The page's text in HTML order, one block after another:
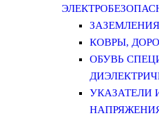
КОВРЫ,
ОБУВЬ
УКАЗАТЕЛИ